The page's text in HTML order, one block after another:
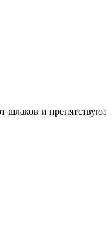
шлаков и препятствуют